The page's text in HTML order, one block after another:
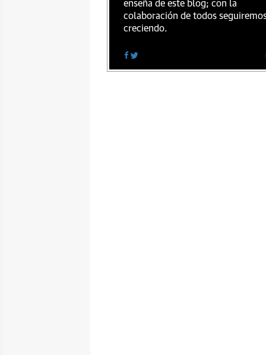
enseña de este blog; con la
colaboración de todos
creciendo.